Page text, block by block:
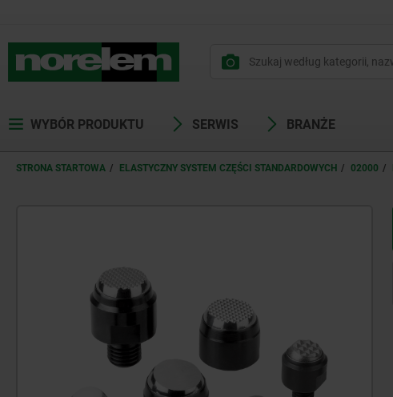
WYBÓR PRODUKTU SERWIS BRANŻE
STRONA STARTOWA ELASTYCZNY SYSTEM CZĘŚCI STANDARDOWYCH 02000